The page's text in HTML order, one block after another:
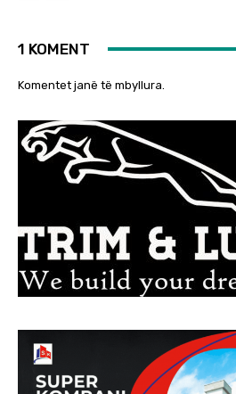
1 KOMENT
Komentet janë të mbyllura.